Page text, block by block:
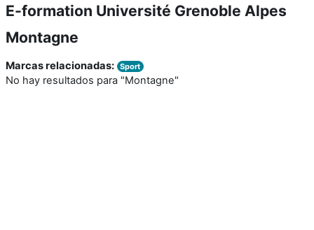
E-formation Université Grenoble Alpes
Montagne
Marcas relacionadas: Sport
No hay resultados para "Montagne"